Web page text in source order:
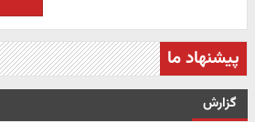
پیشنهاد ما
گزارش